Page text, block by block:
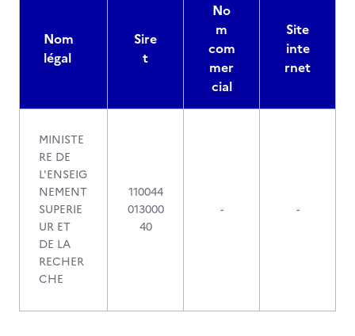
Nom
légal
Sire
t
No
m
com
mer
cial
Site
inte
rnet
MINISTE
RE DE
L'ENSEIG
NEMENT
SUPERIE
UR ET
DE LA
RECHER
CHE
110044
013000
40
- -